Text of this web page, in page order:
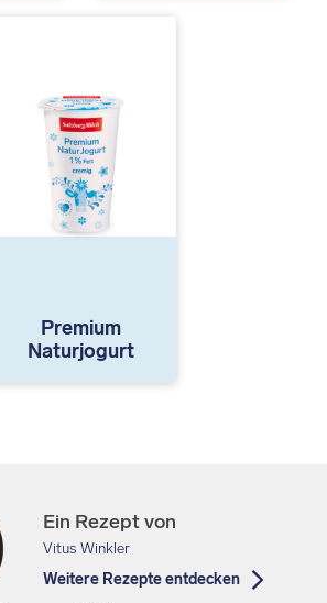
Premium
Naturjogurt
Ein Rezept von
Vitus Winkler
Weitere Rezepte entdecken